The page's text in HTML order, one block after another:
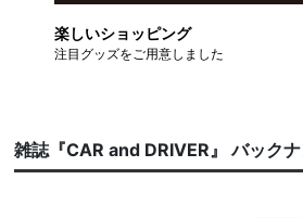
楽しいショッピング
注目グッズをご用意しました
雑誌『CAR and DRIVER』 バック